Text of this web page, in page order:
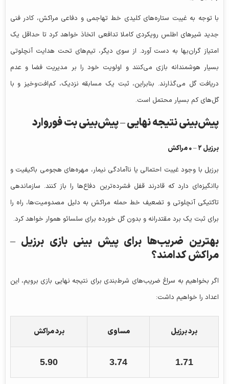
با توجه به غیبت ستاره‌های کلیدی خط تهاجمی و دفاعی مراکش، کادر فنی
جدید شیرهای اطلس رویکردی کاملا تدافعی اتخاذ خواهد کرد تا حداقل یک
امتیاز گران‌بها به دست آورد. از سوی دیگر، تیم‌های تحت هدایت آنچلوتی
بسیار هوشمندانه بازی می‌کنند و اولویت خود را بر مدیریت فضا و عدم
دریافت گل می‌گذارند. بنابراین، ثبت یک مسابقه نزدیک، کم‌افت‌وخیز و با
گل‌های کم بسیار محتمل است.
پیش‌بینی نتیجه نهایی –پیش‌بینی بت فوروارد
برزیل ۲ – ۰ مراکش
برزیل با وجود غیبت احتمالی یا ناآمادگی نیمار، مهره‌های هجومی باکیفیت و
باانگیزه‌ای دارد که قادرند قفل فشرده‌ترین دفاع‌ها را باز کنند. سازماندهی
تاکتیکی آنچلوتی و تضعیف خط حمله مراکش به دلیل مصدومیت‌ها، راه را
برای ثبت یک برد مقتدرانه و بدون گل خورده برای سلسائو هموار خواهد کرد.
بهترین ضریب‌ها برای پیش‌ بینی بازی برزیل –
مراکش کدامند؟
اگر بخواهیم به سراغ ضریب‌های شرط‌بندی برای نتیجه نهایی بازی برویم، این
اعداد را خواهیم داشت:
برد برزیل مساوی برد مراکش
1.71
3.74
5.90